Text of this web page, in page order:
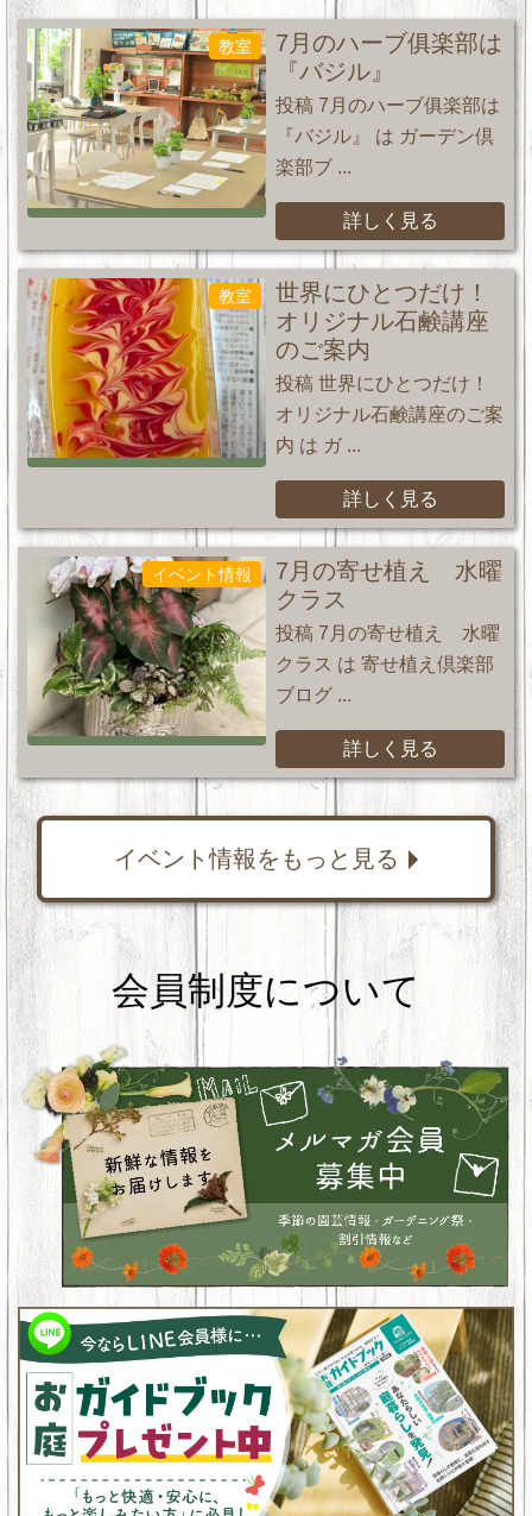
教室
7月のハーブ俱楽部は
『バジル』
投稿 7月のハーブ俱楽部は
『バジル』 は ガーデン倶
楽部ブ ...
詳しく見る
教室
世界にひとつだけ！
オリジナル石鹸講座
のご案内
投稿 世界にひとつだけ！
オリジナル石鹸講座のご案
内 は ガ ...
詳しく見る
イベント情報
7月の寄せ植え 水曜
クラス
投稿 7月の寄せ植え 水曜
クラス は 寄せ植え倶楽部
ブログ ...
詳しく見る
イベント情報をもっと見る
会員制度について